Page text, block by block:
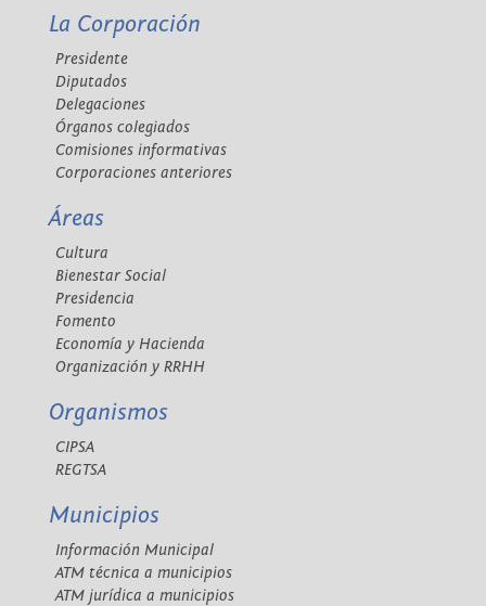
La Corporación
Presidente
Diputados
Delegaciones
Órganos colegiados
Comisiones informativas
Corporaciones anteriores
Áreas
Cultura
Bienestar Social
Presidencia
Fomento
Economía y Hacienda
Organización y RRHH
Organismos
CIPSA
REGTSA
Municipios
Información Municipal
ATM técnica a municipios
ATM jurídica a municipios